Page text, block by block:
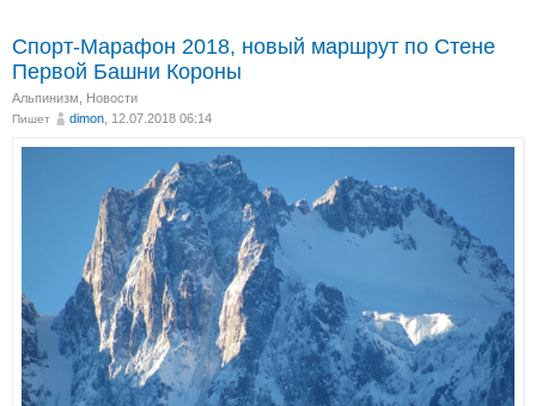
Спорт-Марафон 2018, новый маршрут по Стене
Первой Башни Короны
Альпинизм Новости
Пишет dimon , 12.07.2018 06:14